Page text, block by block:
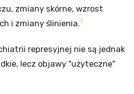
zmiany skórne, wzrost
i zmiany ślinienia.1
represyjnej nie są jednak
lecz objawy "użyteczne"